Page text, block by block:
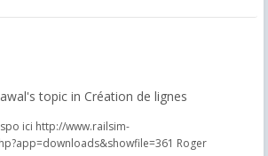
topic in Création de lignes
ici http://www.railsim-
Roger